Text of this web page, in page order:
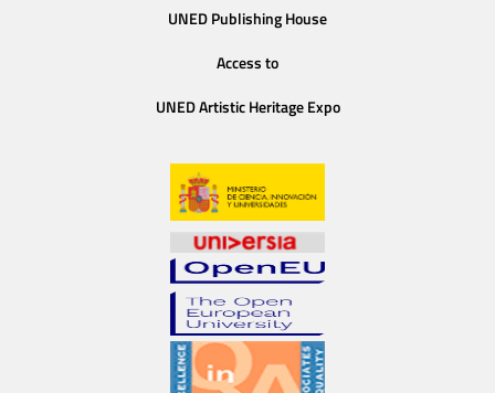
UNED Publishing House
Access to
UNED Artistic Heritage Expo